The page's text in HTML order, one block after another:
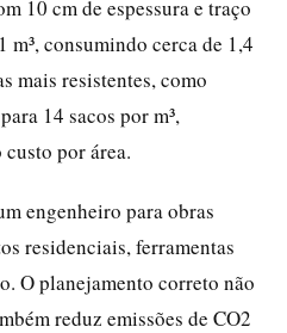
10 cm de espessura e traço
m³, consumindo cerca de 1,4
mais resistentes, como
14 sacos por m³,
por área.
engenheiro para obras
residenciais, ferramentas
O planejamento correto não
reduz emissões de CO2